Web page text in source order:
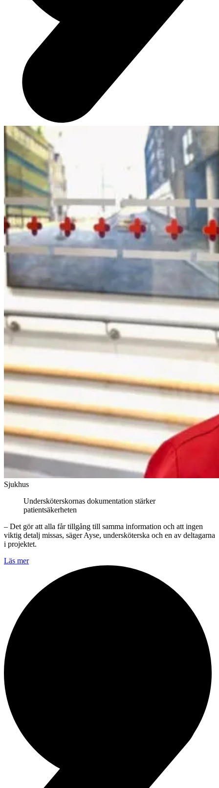
Sjukhus
Undersköterskornas dokumentation stärker
patientsäkerheten
– Det gör att alla får tillgång till samma information och att ingen
viktig detalj missas, säger Ayse, undersköterska och en av deltagarna
i projektet.
Läs mer